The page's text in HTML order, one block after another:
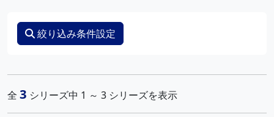
絞り込み条件設定
全 3 シリーズ中 1 ～ 3 シリーズを表示